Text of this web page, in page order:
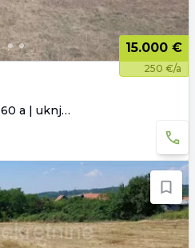
15.000 €
250 €/a
poljoprivredno zemljište | 60 a | uknjiženo